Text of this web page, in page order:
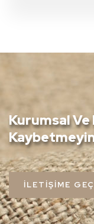
Kurumsal Ve
İLETİŞİME